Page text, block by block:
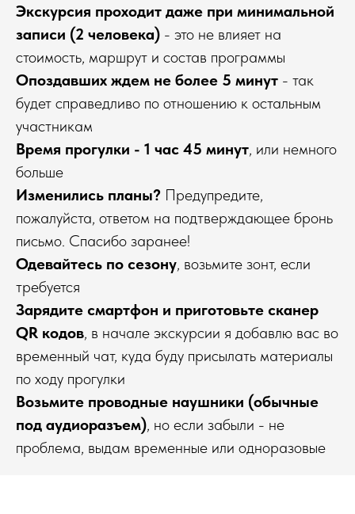
Экскурсия проходит даже при минимальной
записи (2 человека) - это не влияет на
стоимость, маршрут и состав программы
Опоздавших ждем не более 5 минут - так
будет справедливо по отношению к остальным
участникам
Время прогулки - 1 час 45 минут, или немного
больше
Изменились планы? Предупредите,
пожалуйста, ответом на подтверждающее бронь
письмо. Спасибо заранее!
Одевайтесь по сезону, возьмите зонт, если
требуется
Зарядите смартфон и приготовьте сканер
QR кодов, в начале экскурсии я добавлю вас во
временный чат, куда буду присылать материалы
по ходу прогулки
Возьмите проводные наушники (обычные
под аудиоразъем), но если забыли - не
проблема, выдам временные или одноразовые